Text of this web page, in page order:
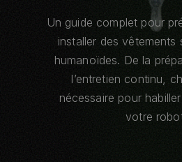
Un guide complet pour
installer des vêtements
humanoïdes. De la
l’entretien continu,
nécessaire pour
votre